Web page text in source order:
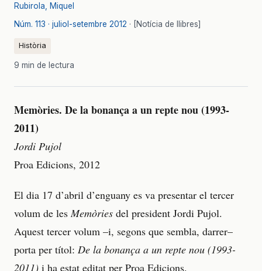
Rubirola, Miquel
Núm. 113 · juliol-setembre 2012
[Notícia de llibres]
Història
9 min de lectura
Memòries. De la bonança a un repte nou (1993-
2011)
Jordi Pujol
Proa Edicions, 2012
El dia 17 d’abril d’enguany es va presentar el tercer
volum de lesMemòries del president Jordi Pujol.
Aquest tercer volum –i, segons que sembla, darrer–
porta per títol: De la bonança a un repte nou (1993-
2011) i ha estat editat per Proa Edicions.